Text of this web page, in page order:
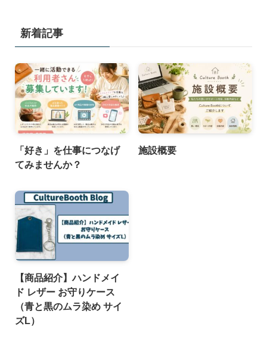
新着記事
「好き」を仕事につなげ
てみませんか？
施設概要
【商品紹介】ハンドメイ
ド レザー お守りケース
（青と黒のムラ染め サイ
ズL）